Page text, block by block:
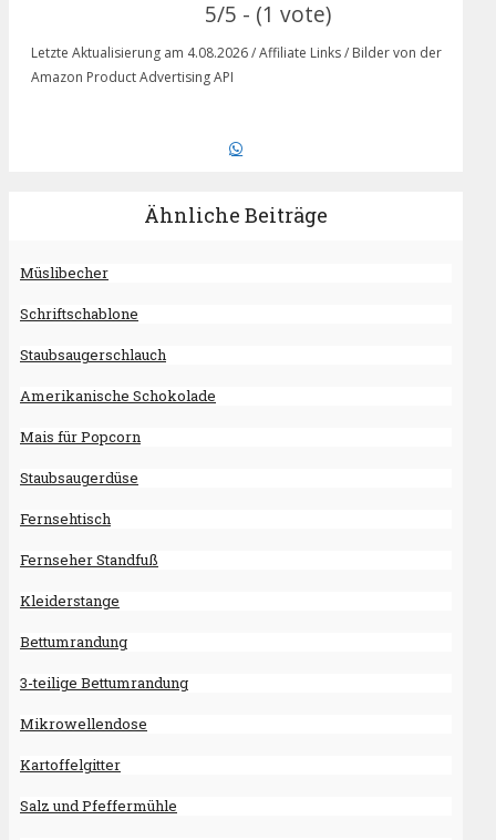
5/5 - (1 vote)
Letzte Aktualisierung am 4.08.2026 / Affiliate Links / Bilder von der
Amazon Product Advertising API
Ähnliche Beiträge
Müslibecher
Schriftschablone
Staubsaugerschlauch
Amerikanische Schokolade
Mais für Popcorn
Staubsaugerdüse
Fernsehtisch
Fernseher Standfuß
Kleiderstange
Bettumrandung
3-teilige Bettumrandung
Mikrowellendose
Kartoffelgitter
Salz und Pfeffermühle